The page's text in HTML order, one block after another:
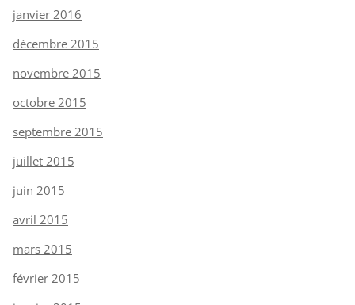
janvier 2016
décembre 2015
novembre 2015
octobre 2015
septembre 2015
juillet 2015
juin 2015
avril 2015
mars 2015
février 2015